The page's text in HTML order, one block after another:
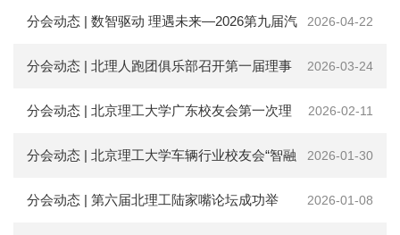
在
生
工
生
暨校友发展论坛圆满召开 2026-04-22
分会动态 | 数智驱动 理遇未来—2026第九届汽
车大数据应用产业大会活动通知 2026-03-24
分会动态 | 北理人跑团俱乐部召开第一届理事
会第一次会议 2026-02-11
分会动态 | 北京理工大学广东校友会第一次理
事会、监事会联席会议顺利召开 2026-01-30
分会动态 | 北京理工大学车辆行业校友会“智融
交通·绿动未来”沙龙第六期成功举办 2026-01-08
分会动态 | 第六届北理工陆家嘴论坛成功举